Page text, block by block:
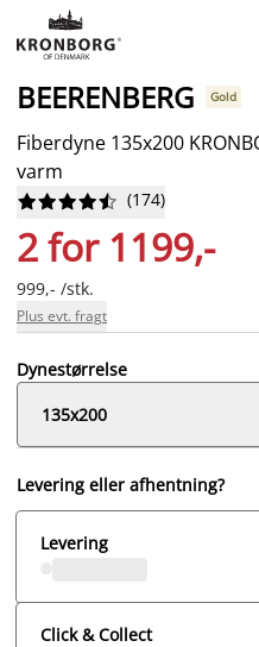
BEERENBERG Gold
Fiberdyne 135x200
varm





 (174)
2 for 1199,-
999,- /stk.
Plus evt. fragt
Dynestørrelse
135x200
Levering eller afhentning?
Levering
Click & Collect